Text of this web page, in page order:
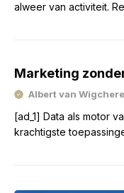
alweer van activiteit.
Marketing
Albert van
[ad_1] Data als motor
krachtigste
content, aanbiedingen